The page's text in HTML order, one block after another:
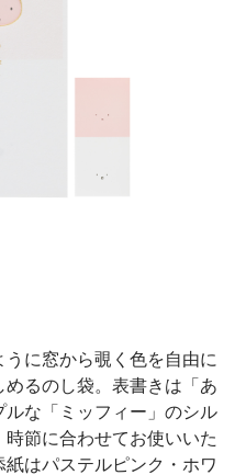
ショップ
のお客様
に窓から覗く色を自由に
るのし袋。表書きは「あ
ルな「ミッフィー」のシル
節に合わせてお使いいた
はパステルピンク・ホワ